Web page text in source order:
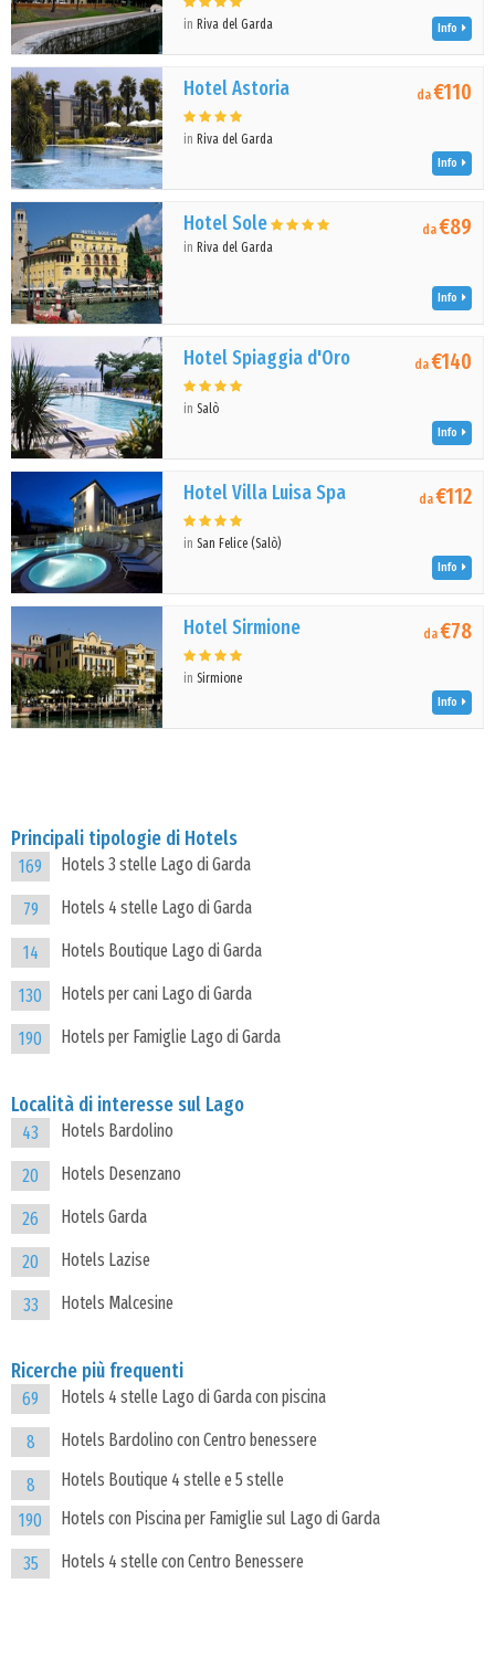
in Riva del Garda Info
Hotel Astoria
in Riva del Garda
da€110
Info
Hotel Sole
in Riva del Garda
da€89
Info
Hotel Spiaggia d'Oro
inSalò
da€140
Info
Hotel Villa Luisa Spa
inSan Felice (Salò)
da€112
Info
Hotel Sirmione
inSirmione
da€78
Info
Principali tipologie di Hotels
169 Hotels 3 stelle Lago di Garda
79 Hotels 4 stelle Lago di Garda
14 Hotels Boutique Lago di Garda
130 Hotels per cani Lago di Garda
190 Hotels per Famiglie Lago di Garda
Località di interesse sul Lago
43 Hotels Bardolino
20 Hotels Desenzano
26 Hotels Garda
20 Hotels Lazise
33 Hotels Malcesine
Ricerche più frequenti
69 Hotels 4 stelle Lago di Garda con piscina
8 Hotels Bardolino con Centro benessere
8
Hotels Boutique 4 stelle e 5 stelle
190
Hotels con Piscina per Famiglie sul Lago di Garda
35 Hotels 4 stelle con Centro Benessere